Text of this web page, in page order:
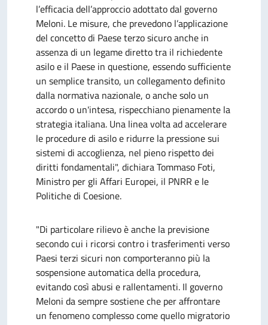
l’efficacia dell’approccio adottato dal governo
Meloni. Le misure, che prevedono l’applicazione
del concetto di Paese terzo sicuro anche in
assenza di un legame diretto tra il richiedente
asilo e il Paese in questione, essendo sufficiente
un semplice transito, un collegamento definito
dalla normativa nazionale, o anche solo un
accordo o un'intesa, rispecchiano pienamente la
strategia italiana. Una linea volta ad accelerare
le procedure di asilo e ridurre la pressione sui
sistemi di accoglienza, nel pieno rispetto dei
diritti fondamentali", dichiara Tommaso Foti,
Ministro per gli Affari Europei, il PNRR e le
Politiche di Coesione.
"Di particolare rilievo è anche la previsione
secondo cui i ricorsi contro i trasferimenti verso
Paesi terzi sicuri non comporteranno più la
sospensione automatica della procedura,
evitando così abusi e rallentamenti. Il governo
Meloni da sempre sostiene che per affrontare
un fenomeno complesso come quello migratorio